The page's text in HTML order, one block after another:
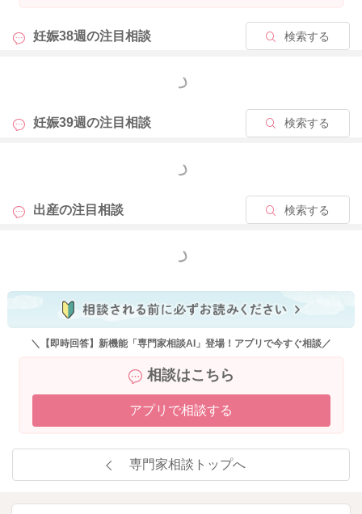
妊娠38週の注目相談 検索する
もっと見る
妊娠39週の注目相談 検索する
もっと見る
出産の注目相談 検索する
もっと見る
＼【即時回答】新機能「専門家相談AI」登場！アプリで今すぐ相談／
相談はこちら
アプリで相談する
専門家相談トップへ